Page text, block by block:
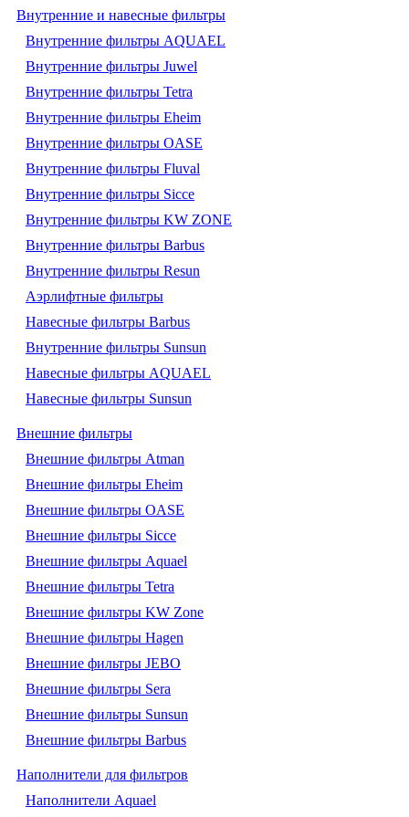
Внутренние и навесные фильтры
Внутренние фильтры AQUAEL
Внутренние фильтры Juwel
Внутренние фильтры Tetra
Внутренние фильтры Eheim
Внутренние фильтры OASE
Внутренние фильтры Fluval
Внутренние фильтры Sicce
Внутренние фильтры KW ZONE
Внутренние фильтры Barbus
Внутренние фильтры Resun
Аэрлифтные фильтры
Навесные фильтры Barbus
Внутренние фильтры Sunsun
Навесные фильтры AQUAEL
Навесные фильтры Sunsun
Внешние фильтры
Внешние фильтры Atman
Внешние фильтры Eheim
Внешние фильтры OASE
Внешние фильтры Sicce
Внешние фильтры Aquael
Внешние фильтры Tetra
Внешние фильтры KW Zone
Внешние фильтры Hagen
Внешние фильтры JEBO
Внешние фильтры Sera
Внешние фильтры Sunsun
Внешние фильтры Barbus
Наполнители для фильтров
Наполнители Aquael